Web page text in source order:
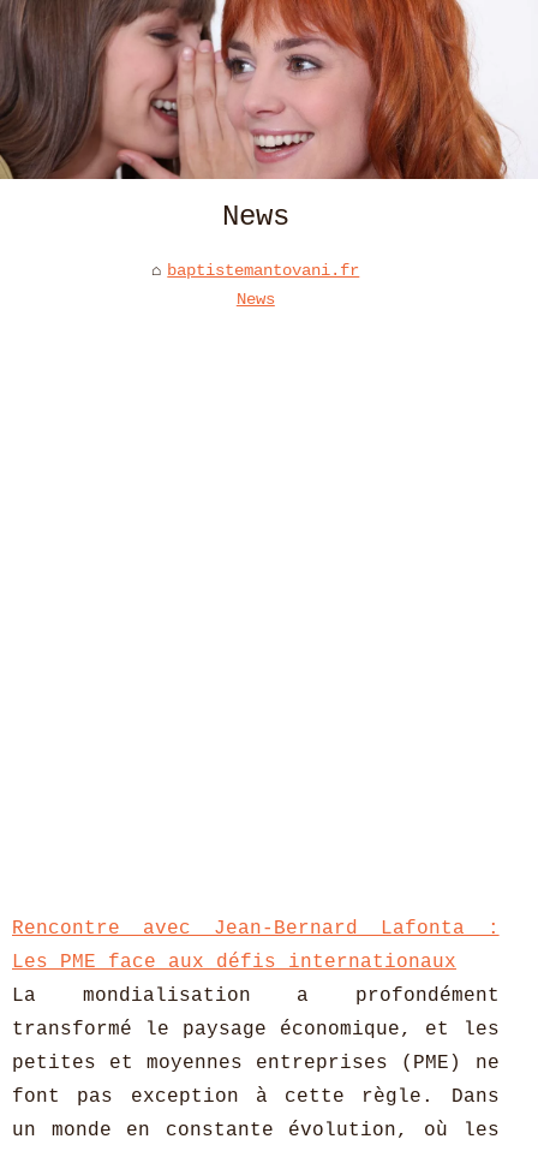
News
baptistemantovani.fr
News
Rencontre avec Jean-Bernard Lafonta :
Les PME face aux défis internationaux
La mondialisation a profondément
transformé le paysage économique, et les
petites et moyennes entreprises (PME) ne
font pas exception à cette règle. Dans
un monde en constante évolution, où les